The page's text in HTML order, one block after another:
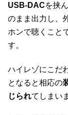
USB-DACを挟
のまま出力し、
ホンで聴くこと
す。
ハイレゾにこだ
となると相応の
じられてしまい